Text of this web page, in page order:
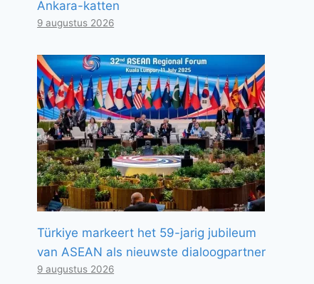
Ankara-katten
9 augustus 2026
Türkiye markeert het 59-jarig jubileum
van ASEAN als nieuwste dialoogpartner
9 augustus 2026